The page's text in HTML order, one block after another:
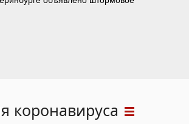
коронавируса